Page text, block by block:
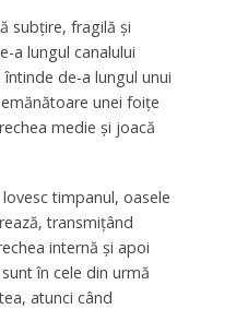
subțire, fragilă și
a lungul canalului
de-a lungul unui
unei foițe
medie și joacă
timpanul, oasele
transmițând
internă și apoi
în cele din urmă
atunci când